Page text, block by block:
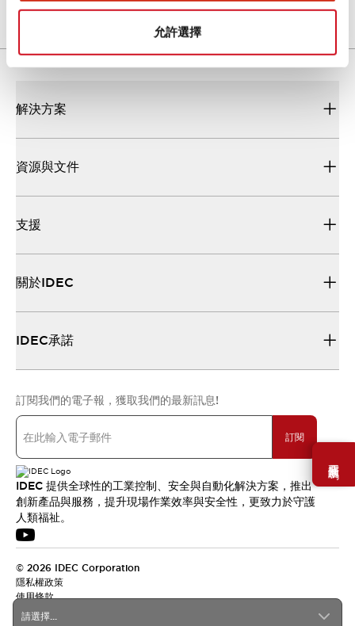
允許選擇
需要幫助嗎？
請選擇...
解決方案
資源與文件
支援
關於IDEC
IDEC承諾
訂閱我們的電子報，獲取我們的最新訊息!
訂閱
IDEC 提供全球性的工業控制、安全與自動化解決方案，推出
創新產品與服務，提升現場作業效率與安全性，更致力於守護
人類福祉。
© 2026 IDEC Corporation
隱私權政策
使用條款
台灣